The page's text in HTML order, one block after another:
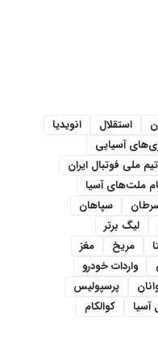
استقلال
انویدیا
آسیایی
تیم ملی فوتبال ایران
ملت‌های آسیا
سپاهان
لیگ برتر
مریخ
مغز
واردات خودرو
پرسپولیس
آسیا
کوالکام